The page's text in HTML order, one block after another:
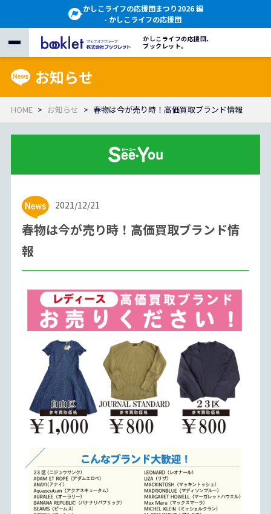
かしこライフの応援団まつり2026 編
- かしこライフの応援団
かしこライフの応援団、
ブックレット。
お知らせ
HOME お知らせ 春物は今が売り時！高価買取ブランド情報
2021/12/21
春物は今が売り時！高価買取ブランド情
報